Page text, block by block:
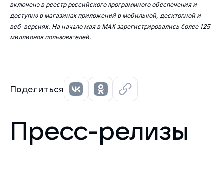
включено в реестр российского программного обеспечения и
доступно в магазинах приложений в мобильной, десктопной и
веб-версиях. На начало мая в MAX зарегистрировались более 125
миллионов пользователей.
Поделиться
Пресс-релизы